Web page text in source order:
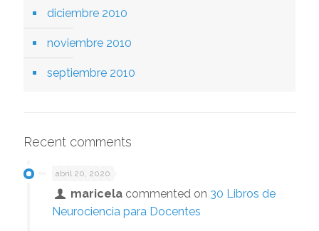
diciembre 2010
noviembre 2010
septiembre 2010
Recent comments
abril 20, 2020
maricela commented on 30 Libros de
Neurociencia para Docentes